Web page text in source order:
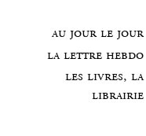
au jour le jour
la lettre hebdo
les livres, la
librairie